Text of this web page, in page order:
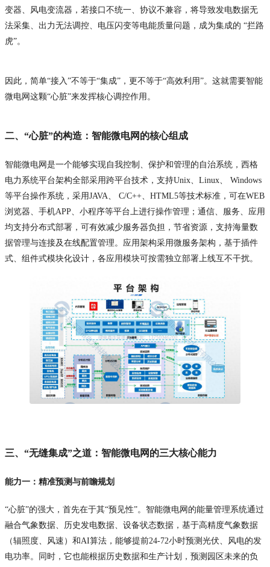
变器、风电变流器，若接口不统一、协议不兼容，将导致发电数据无
法采集、出力无法调控、电压闪变等电能质量问题，成为集成的 “拦路
虎”。
因此，简单“接入”不等于“集成”，更不等于“高效利用”。这就需要智能
微电网这颗“心脏”来发挥核心调控作用。
二、“心脏”的构造：智能微电网的核心组成
智能微电网是一个能够实现自我控制、保护和管理的自治系统，西格
电力系统平台架构全部采用跨平台技术，支持Unix、Linux、 Windows
等平台操作系统，采用JAVA、 C/C++、HTML5等技术标准，可在WEB
浏览器、手机APP、小程序等平台上进行操作管理；通信、服务、应用
均支持分布式部署，可有效减少服务器负担，节省资源，支持海量数
据管理与连接及在线配置管理。应用架构采用微服务架构，基于插件
式、组件式模块化设计，各应用模块可按需独立部署上线互不干扰。
三、“无缝集成”之道：智能微电网的三大核心能力
能力一：精准预测与前瞻规划
“心脏”的强大，首先在于其“预见性”。智能微电网的能量管理系统通过
融合气象数据、历史发电数据、设备状态数据，基于高精度气象数据
（辐照度、风速）和AI算法，能够提前24-72小时预测光伏、风电的发
电功率。同时，它也能根据历史数据和生产计划，预测园区未来的负